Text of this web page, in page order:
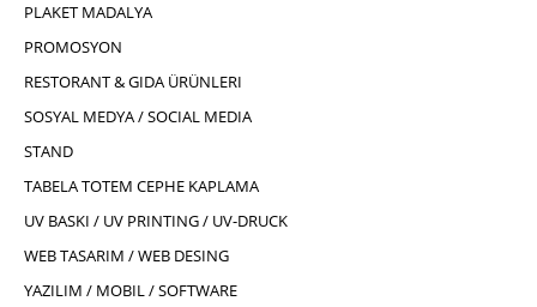
PLAKET MADALYA
PROMOSYON
RESTORANT & GIDA ÜRÜNLERI
SOSYAL MEDYA / SOCIAL MEDIA
STAND
TABELA TOTEM CEPHE KAPLAMA
UV BASKI / UV PRINTING / UV-DRUCK
WEB TASARIM / WEB DESING
YAZILIM / MOBIL / SOFTWARE